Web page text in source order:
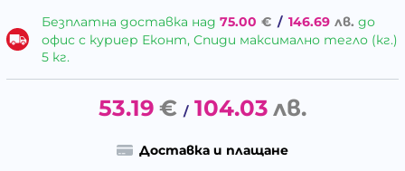
Безплатна доставка над 75.00 € / 146.69 лв. до
офис с куриер Еконт, Спиди максимално тегло (кг.)
5 кг.
53.19 € / 104.03 лв.
Доставка и плащане